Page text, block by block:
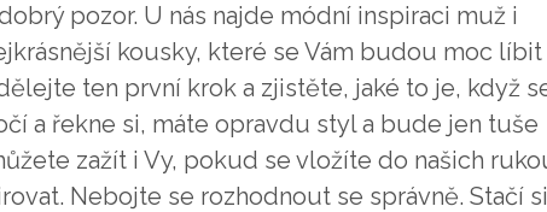
pozor. U nás najde módní inspiraci muž i
kousky, které se Vám budou moc líbit
ten první krok a zjistěte, jaké to je, když
a řekne si, máte opravdu styl a bude jen tuše
zažít i Vy, pokud se vložíte do našich
Nebojte se rozhodnout se správně. Stačí si